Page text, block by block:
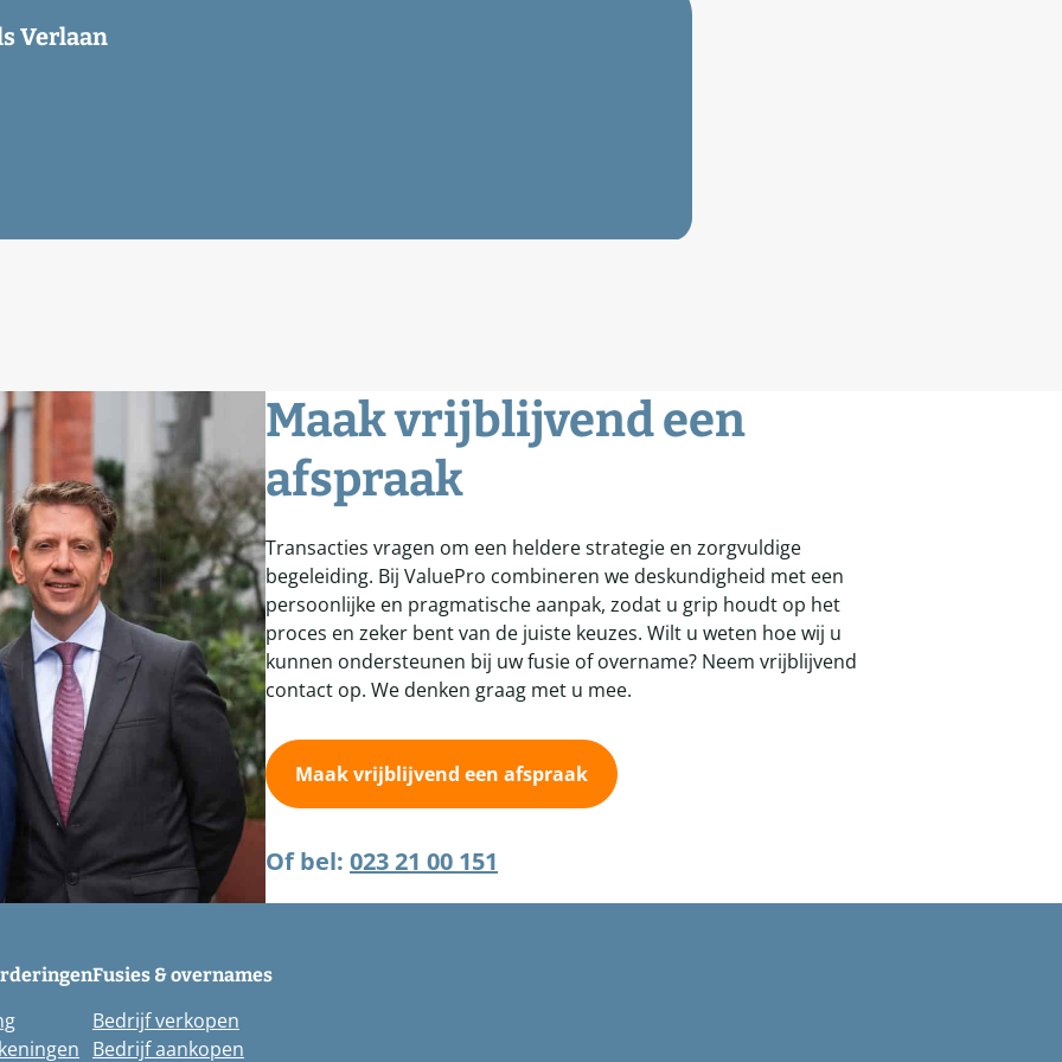
Verlaan
Maak vrijblijvend een
afspraak
Transacties vragen om een heldere strategie en zorgvuldige
begeleiding. Bij ValuePro combineren we deskundigheid met een
persoonlijke en pragmatische aanpak, zodat u grip houdt op het
proces en zeker bent van de juiste keuzes. Wilt u weten hoe wij u
kunnen ondersteunen bij uw fusie of overname? Neem vrijblijvend
contact op. We denken graag met u mee.
Maak vrijblijvend een afspraak
Of bel: 023 21 00 151
Fusies & overnames
Bedrijf verkopen
Bedrijf aankopen